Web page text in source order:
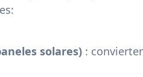
solares) :